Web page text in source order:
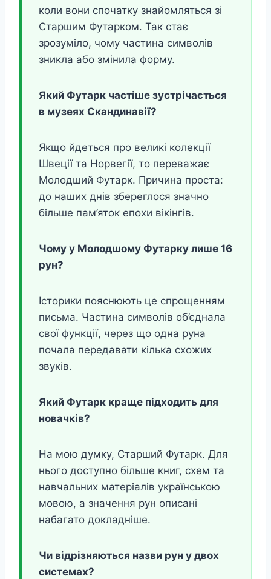
коли вони спочатку знайомляться зі
Старшим Футарком. Так стає
зрозуміло, чому частина символів
зникла або змінила форму.
Який Футарк частіше зустрічається
в музеях Скандинавії?
Якщо йдеться про великі колекції
Швеції та Норвегії, то переважає
Молодший Футарк. Причина проста:
до наших днів збереглося значно
більше пам’яток епохи вікінгів.
Чому у Молодшому Футарку лише 16
рун?
Історики пояснюють це спрощенням
письма. Частина символів об’єднала
свої функції, через що одна руна
почала передавати кілька схожих
звуків.
Який Футарк краще підходить для
новачків?
На мою думку, Старший Футарк. Для
нього доступно більше книг, схем та
навчальних матеріалів українською
мовою, а значення рун описані
набагато докладніше.
Чи відрізняються назви рун у двох
системах?